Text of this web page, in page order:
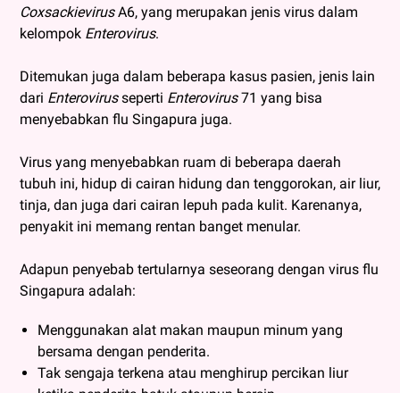
CoxsackievirusA6, yang merupakan jenis virus dalam
kelompok Enterovirus.
Ditemukan juga dalam beberapa kasus pasien, jenis lain
dari Enterovirusseperti Enterovirus71 yang bisa
menyebabkan flu Singapura juga.
Virus yang menyebabkan ruam di beberapa daerah
tubuh ini, hidup di cairan hidung dan tenggorokan, air liur,
tinja, dan juga dari cairan lepuh pada kulit. Karenanya,
penyakit ini memang rentan banget menular.
Adapun penyebab tertularnya seseorang dengan virus flu
Singapura adalah:
Menggunakan alat makan maupun minum yang
bersama dengan penderita.
Tak sengaja terkena atau menghirup percikan liur